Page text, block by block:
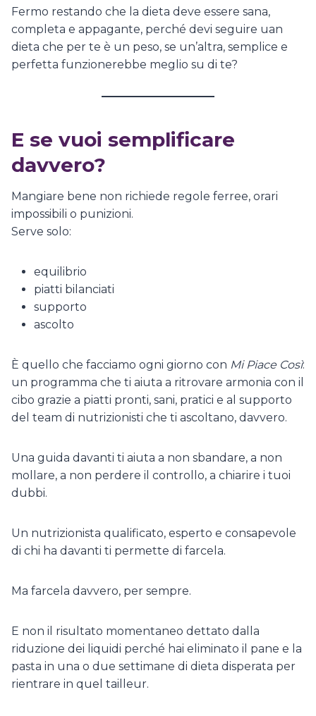
Fermo restando che la dieta deve essere sana,
completa e appagante, perché devi seguire uan
dieta che per te è un peso, se un’altra, semplice e
perfetta funzionerebbe meglio su di te?
E se vuoi semplificare
davvero?
Mangiare bene non richiede regole ferree, orari
impossibili o punizioni.
Serve solo:
equilibrio
piatti bilanciati
supporto
ascolto
È quello che facciamo ogni giorno con Mi Piace Così:
un programma che ti aiuta a ritrovare armonia con il
cibo grazie a piatti pronti, sani, pratici e al supporto
del team di nutrizionisti che ti ascoltano, davvero.
Una guida davanti ti aiuta a non sbandare, a non
mollare, a non perdere il controllo, a chiarire i tuoi
dubbi.
Un nutrizionista qualificato, esperto e consapevole
di chi ha davanti ti permette di farcela.
Ma farcela davvero, per sempre.
E non il risultato momentaneo dettato dalla
riduzione dei liquidi perché hai eliminato il pane e la
pasta in una o due settimane di dieta disperata per
rientrare in quel tailleur.